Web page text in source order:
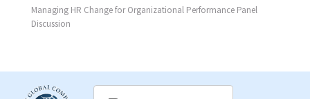
Managing HR Change for Organizational Performance Panel
Discussion